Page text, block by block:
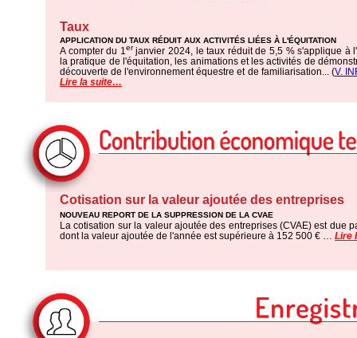
Taux
APPLICATION DU TAUX RÉDUIT AUX ACTIVITÉS LIÉES À L'ÉQUITATION
A compter du 1er janvier 2024, le taux réduit de 5,5 % s'applique à
la pratique de l'équitation, les animations et les activités de
découverte de l'environnement équestre et de familiarisation... (V.
Lire la suite…
Cotisation sur la valeur ajoutée des entreprises
NOUVEAU REPORT DE LA SUPPRESSION DE LA CVAE
La cotisation sur la valeur ajoutée des entreprises (CVAE) est due
dont la valeur ajoutée de l'année est supérieure à 152 500 € … Lire